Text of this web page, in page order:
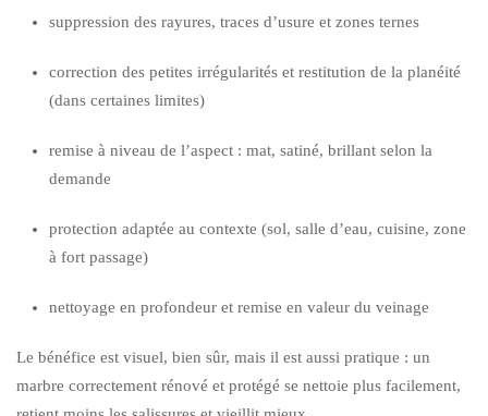
suppression des rayures, traces d’usure et zones ternes
correction des petites irrégularités et restitution de la planéité
(dans certaines limites)
remise à niveau de l’aspect : mat, satiné, brillant selon la
demande
protection adaptée au contexte (sol, salle d’eau, cuisine, zone
à fort passage)
nettoyage en profondeur et remise en valeur du veinage
Le bénéfice est visuel, bien sûr, mais il est aussi pratique : un
marbre correctement rénové et protégé se nettoie plus facilement,